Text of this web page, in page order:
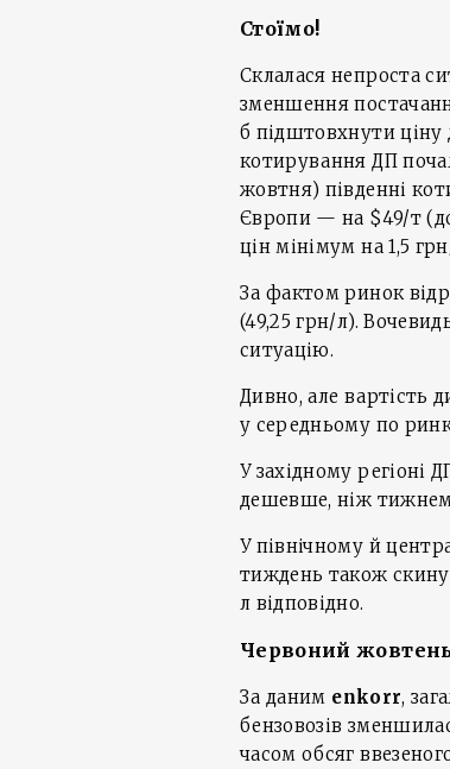
Стоїмо!
Склалася непроста
зменшення
б підштовхнути ціну
котирування ДП
жовтня) південні
Європи — на $49/т
цін мінімум на 1,5
За фактом ринок
(49,25 грн/л).
ситуацію.
Дивно, але вартість
у середньому по
У західному регіоні
дешевше, ніж
У північному й
тиждень також
л відповідно.
Червоний
За даним enkorr,
бензовозів
часом обсяг